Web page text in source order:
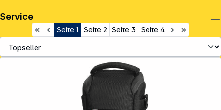
Seite 1 Seite 2 Seite 3 Seite 4
Service